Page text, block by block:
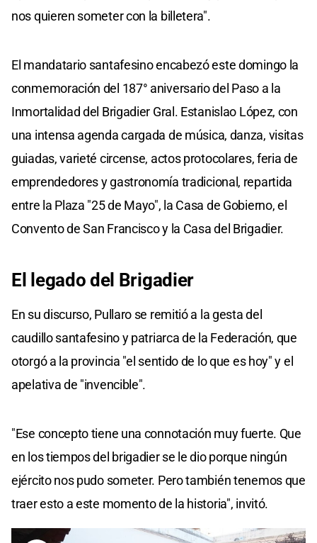
nos quieren someter con la billetera".
El mandatario santafesino encabezó este domingo la
conmemoración del 187° aniversario del Paso a la
Inmortalidad del Brigadier Gral. Estanislao López, con
una intensa agenda cargada de música, danza, visitas
guiadas, varieté circense, actos protocolares, feria de
emprendedores y gastronomía tradicional, repartida
entre la Plaza "25 de Mayo", la Casa de Gobierno, el
Convento de San Francisco y la Casa del Brigadier.
El legado del Brigadier
En su discurso, Pullaro se remitió a la gesta del
caudillo santafesino y patriarca de la Federación, que
otorgó a la provincia "el sentido de lo que es hoy" y el
apelativa de "invencible".
"Ese concepto tiene una connotación muy fuerte. Que
en los tiempos del brigadier se le dio porque ningún
ejército nos pudo someter. Pero también tenemos que
traer esto a este momento de la historia", invitó.